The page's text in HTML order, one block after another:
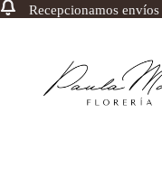
Recepcionamos